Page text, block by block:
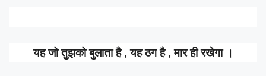
यह जो तुझको बुलाता है , यह ठग है , मार ही रखेगा ।